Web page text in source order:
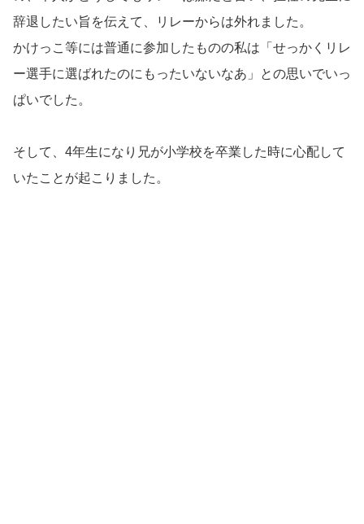
辞退したい旨を伝えて、リレーからは外れました。
かけっこ等には普通に参加したものの私は「せっかくリレ
ー選手に選ばれたのにもったいないなあ」との思いでいっ
ぱいでした。
そして、4年生になり兄が小学校を卒業した時に心配して
いたことが起こりました。